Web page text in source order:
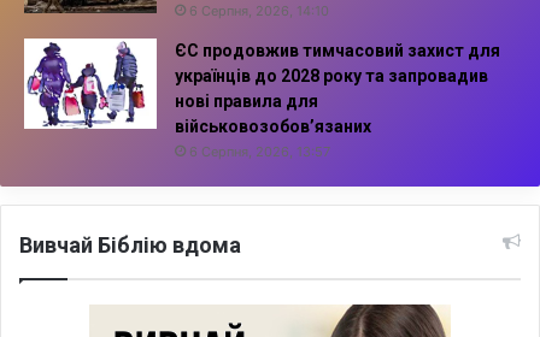
6 Серпня, 2026, 14:10
ЄС продовжив тимчасовий захист для
українців до 2028 року та запровадив
нові правила для
військовозобов’язаних
6 Серпня, 2026, 13:57
Вивчай Біблію вдома